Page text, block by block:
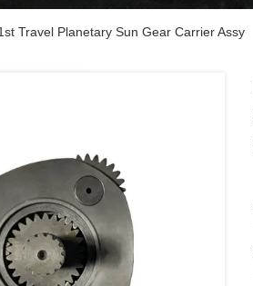
1st Travel Planetary Sun Gear Carrier Assy